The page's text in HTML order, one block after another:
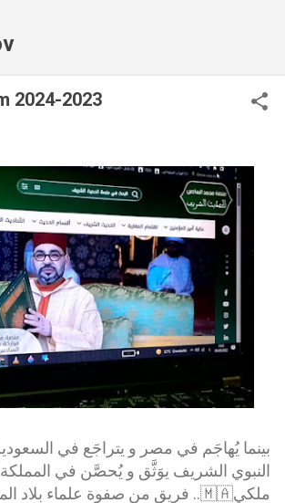
2024-2023
بينما يُهاجَم في مصر و يتراجَع في
النبوي الشريف يوَثَّق و يُحصَّن في المملكة
ملكي🇲🇦..
فريق من صفوة علماء بلاد